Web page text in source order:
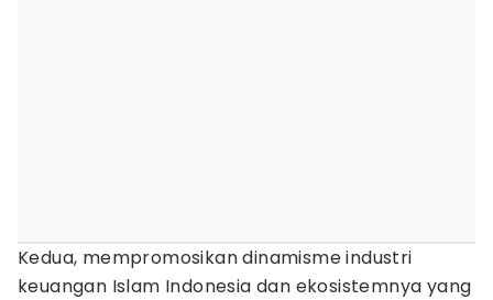
Kedua, mempromosikan dinamisme industri
keuangan Islam Indonesia dan ekosistemnya yang